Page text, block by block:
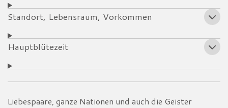
Standort, Lebensraum, Vorkommen
Hauptblütezeit
Liebespaare, ganze Nationen und auch die Geister